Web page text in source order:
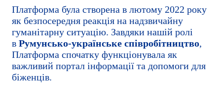
Платформа була створена в лютому 2022 року
як безпосередня реакція на надзвичайну
гуманітарну ситуацію. Завдяки нашій ролі
в Румунсько-українське співробітництво,
Платформа спочатку функціонувала як
важливий портал інформації та допомоги для
біженців.